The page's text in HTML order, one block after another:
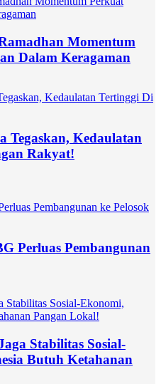
Momentum
Dalam Keragaman
Tegaskan, Kedaulatan
Rakyat!
Perluas Pembangunan
Stabilitas Sosial-
Butuh Ketahanan